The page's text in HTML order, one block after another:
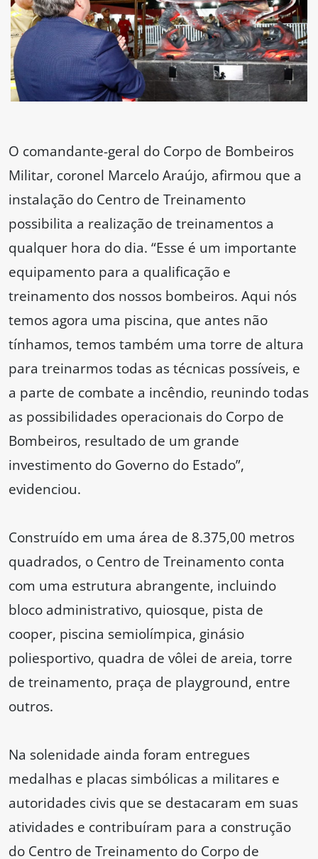
O comandante-geral do Corpo de Bombeiros
Militar, coronel Marcelo Araújo, afirmou que a
instalação do Centro de Treinamento
possibilita a realização de treinamentos a
qualquer hora do dia. “Esse é um importante
equipamento para a qualificação e
treinamento dos nossos bombeiros. Aqui nós
temos agora uma piscina, que antes não
tínhamos, temos também uma torre de altura
para treinarmos todas as técnicas possíveis, e
a parte de combate a incêndio, reunindo todas
as possibilidades operacionais do Corpo de
Bombeiros, resultado de um grande
investimento do Governo do Estado”,
evidenciou.
Construído em uma área de 8.375,00 metros
quadrados, o Centro de Treinamento conta
com uma estrutura abrangente, incluindo
bloco administrativo, quiosque, pista de
cooper, piscina semiolímpica, ginásio
poliesportivo, quadra de vôlei de areia, torre
de treinamento, praça de playground, entre
outros.
Na solenidade ainda foram entregues
medalhas e placas simbólicas a militares e
autoridades civis que se destacaram em suas
atividades e contribuíram para a construção
do Centro de Treinamento do Corpo de